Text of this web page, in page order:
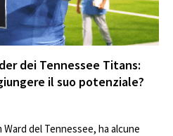
dei Tennessee Titans:
il suo potenziale?
Ward del Tennessee, ha alcune